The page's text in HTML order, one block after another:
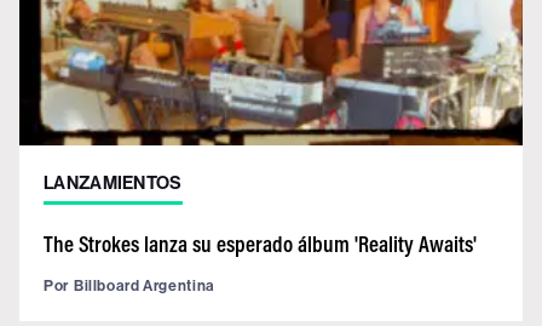
LANZAMIENTOS
The Strokes lanza su esperado álbum 'Reality Awaits'
Por Billboard Argentina